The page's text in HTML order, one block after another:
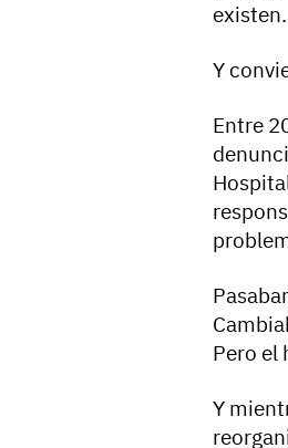
existen.
Y
Entre
Pero el
Y